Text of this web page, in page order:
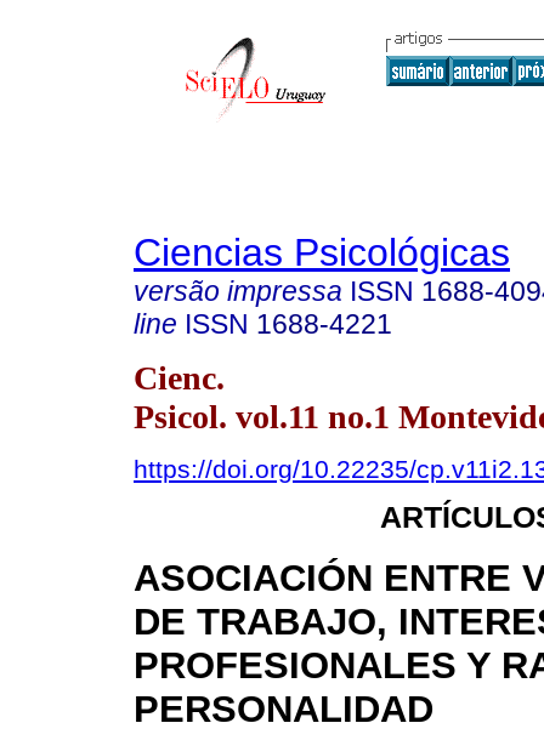
Ciencias Psicológicas
versão impressa ISSN 1688-
line ISSN 1688-4221
Cienc.
Psicol. vol.11 no.1
https://doi.org/10.22235/
ASOCIACIÓN ENTRE
DE TRABAJO,
PROFESIONALES Y
PERSONALIDAD